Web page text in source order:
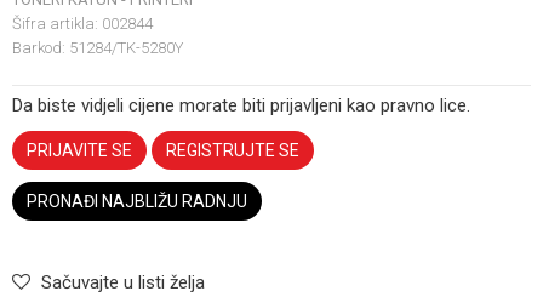
Šifra artikla: 002844
Barkod: 51284/TK-5280Y
Da biste vidjeli cijene morate biti prijavljeni kao pravno lice.
PRIJAVITE SE REGISTRUJTE SE
PRONAĐI NAJBLIŽU RADNJU
Sačuvajte u listi želja